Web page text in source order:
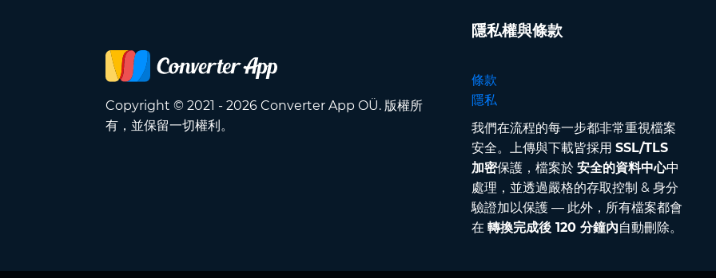
Copyright © 2021 - 2026 Converter App OÜ. 版權所
有，並保留一切權利。
隱私權與條款
條款
隱私
我們在流程的每一步都非常重視檔案
安全。上傳與下載皆採用 SSL/TLS
加密保護，檔案於 安全的資料中心中
處理，並透過嚴格的存取控制 & 身分
驗證加以保護 — 此外，所有檔案都會
在 轉換完成後 120 分鐘內自動刪除。